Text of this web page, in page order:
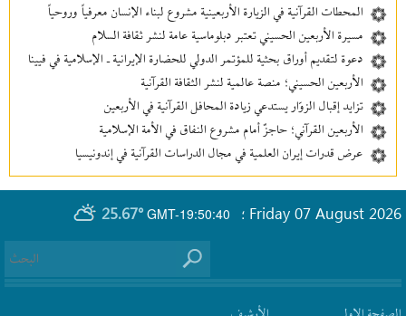
المحطات القرآنية في الزيارة الأربعينية مشروع لبناء الإنسان معرفیاً وروحياً
مسيرة الأربعين الحسيني تعتبر دبلوماسية عامة لنشر ثقافة السلام
دعوة لتقديم أوراق بحثية للمؤتمر الدولي للحضارة الإيرانية ـ الإسلامية في فيينا
الأربعين الحسيني؛ منصة عالمية لنشر الثقافة القرآنية
تزايد إقبال الزوّار يستدعي زيادة المحافل القرآنية في الأربعين
الأربعين القرآني؛ حاجزٌ أمام مشروع النفاق في الأمة الإسلامية
عرض قدرات إيران العلمية في مجال الدراسات القرآنية في إندونيسيا
GMT-19:50:40
25.67° Friday 07 August 2026 ؛